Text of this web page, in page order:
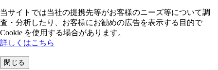
当サイトでは当社の提携先等がお客様のニーズ等について調
査・分析したり、お客様にお勧めの広告を表⽰する⽬的で
Cookie を使⽤する場合があります。
詳しくはこちら
閉じる